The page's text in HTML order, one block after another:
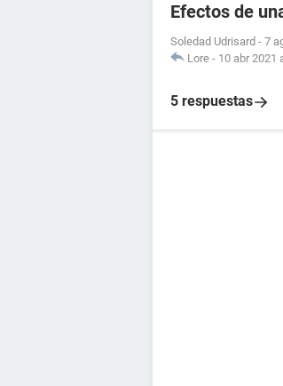
Efectos de
Soledad Udrisard - 7
Lore - 10 abr 2021
5 respuestas